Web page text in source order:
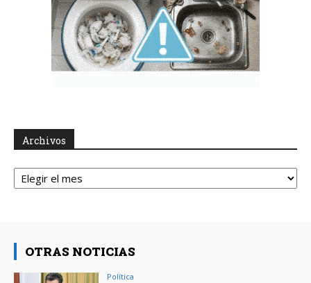
Archivos
Archivos
OTRAS NOTICIAS
Política